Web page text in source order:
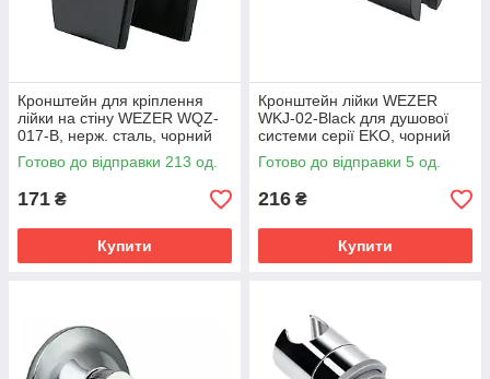
Кронштейн для кріплення
лійки на стіну WEZER WQZ-
017-B, нерж. сталь, чорний
Готово до відправки 213 од.
171 ₴
Купити
Кронштейн лійки WEZER
WKJ-02-Black для душової
системи серії EKO, чорний
Готово до відправки 5 од.
216 ₴
Купити